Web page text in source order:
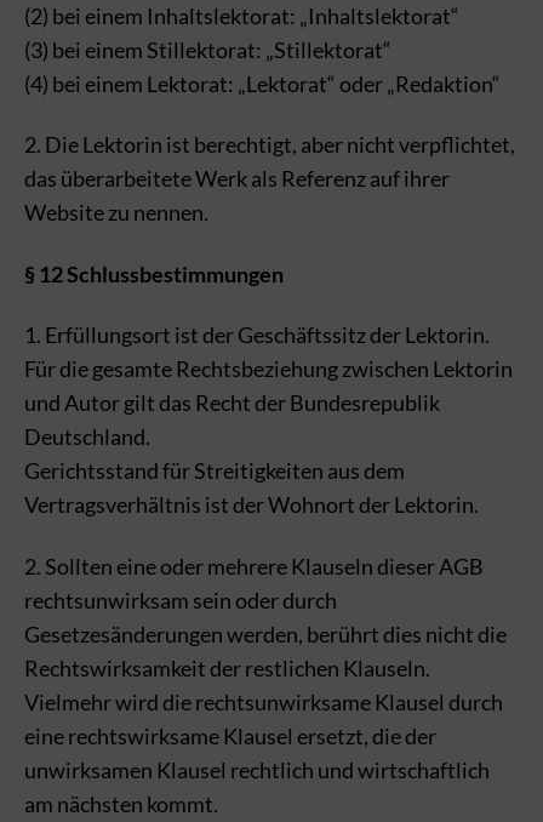
(2) bei einem Inhaltslektorat: „Inhaltslektorat“
(3) bei einem Stillektorat: „Stillektorat“
(4) bei einem Lektorat: „Lektorat“ oder „Redaktion“
2. Die Lektorin ist berechtigt, aber nicht verpflichtet,
das überarbeitete Werk als Referenz auf ihrer
Website zu nennen.
§ 12 Schlussbestimmungen
1. Erfüllungsort ist der Geschäftssitz der Lektorin.
Für die gesamte Rechtsbeziehung zwischen Lektorin
und Autor gilt das Recht der Bundesrepublik
Deutschland.
Gerichtsstand für Streitigkeiten aus dem
Vertragsverhältnis ist der Wohnort der Lektorin.
2. Sollten eine oder mehrere Klauseln dieser AGB
rechtsunwirksam sein oder durch
Gesetzesänderungen werden, berührt dies nicht die
Rechtswirksamkeit der restlichen Klauseln.
Vielmehr wird die rechtsunwirksame Klausel durch
eine rechtswirksame Klausel ersetzt, die der
unwirksamen Klausel rechtlich und wirtschaftlich
am nächsten kommt.